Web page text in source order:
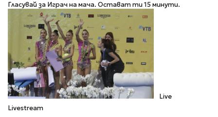
Гласувай за Играч на мача. Остават ти 15 минути.
Live
Livestream